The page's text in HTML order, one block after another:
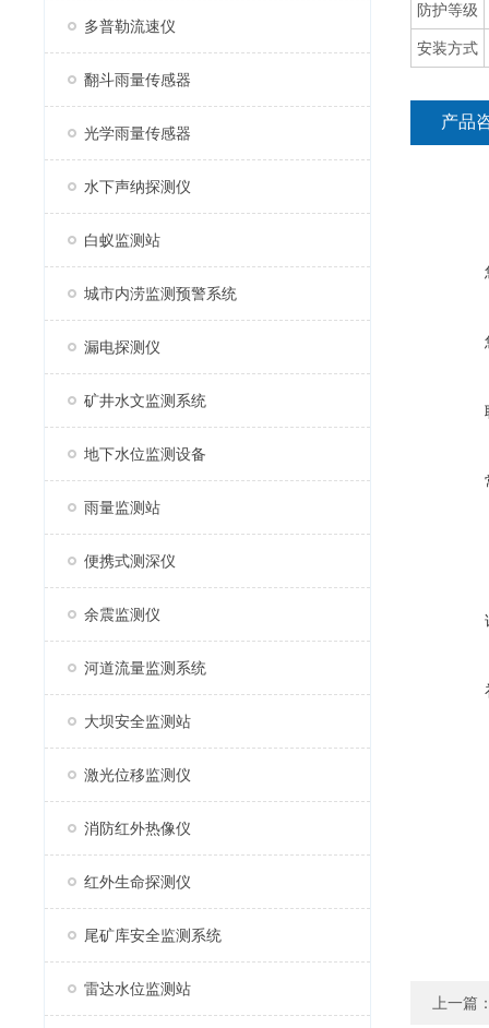
多普勒流速仪
翻斗雨量传感器
光学雨量传感器
水下声纳探测仪
白蚁监测站
城市内涝监测预警系统
漏电探测仪
矿井水文监测系统
地下水位监测设备
雨量监测站
便携式测深仪
余震监测仪
河道流量监测系统
大坝安全监测站
激光位移监测仪
消防红外热像仪
红外生命探测仪
尾矿库安全监测系统
雷达水位监测站
防护等级
安装方式
产品
上一篇